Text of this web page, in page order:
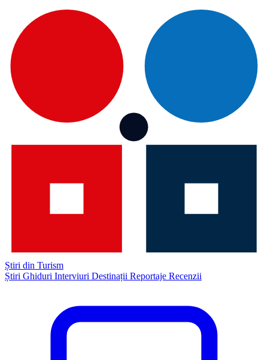
Știri din Turism
Știri Ghiduri Interviuri Destinații Reportaje Recenzii